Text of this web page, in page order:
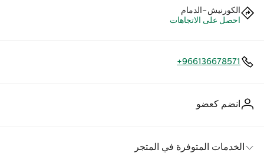
الكورنيش-الدمام
احصل على الاتجاهات
+966136678571
انضم كعضو
الخدمات المتوفرة في المتجر